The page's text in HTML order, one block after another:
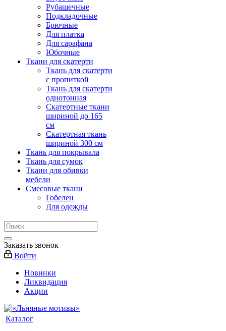
Рубашечные
Подкладочные
Брючные
Для платка
Для сарафана
Юбочные
Ткани для скатерти
Ткань для скатерти
с пропиткой
Ткань для скатерти
однотонная
Скатертные ткани
шириной до 165
см
Скатертная ткань
шириной 300 см
Ткань для покрывала
Ткань для сумок
Ткани для обивки
мебели
Смесовые ткани
Гобелен
Для одежды
Заказать звонок
Войти
Новинки
Ликвидация
Акции
Каталог